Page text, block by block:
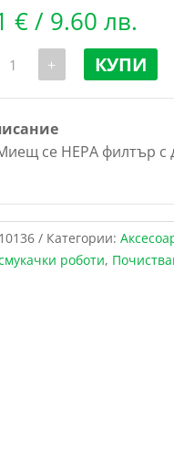
€/ 9.60 лв.
количество
+ КУПИ
се HEPA филтър с
Категории:
роботи,